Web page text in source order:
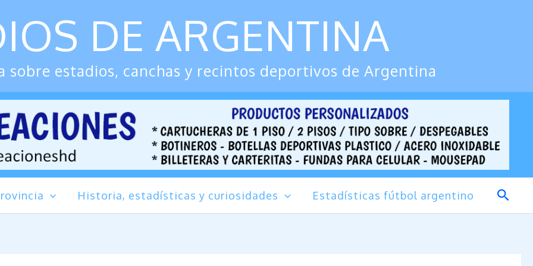
DE ARGENTINA
sobre estadios, canchas y recintos deportivos de Argentina
Historia, estadísticas y curiosidades Estadísticas fútbol argentino